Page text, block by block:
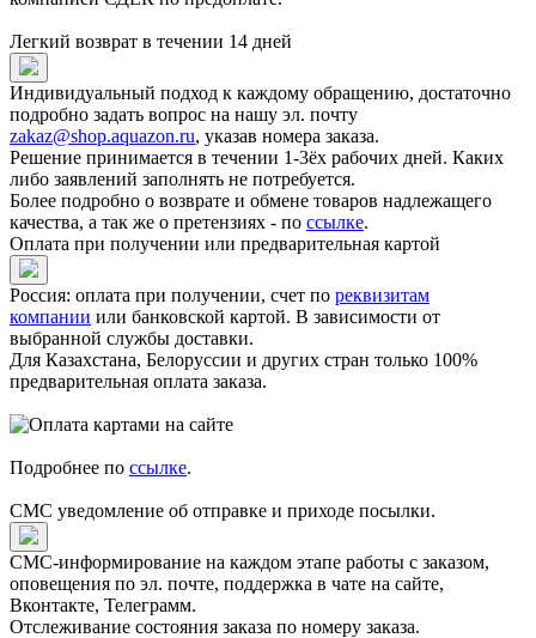
Легкий возврат в течении 14 дней
Индивидуальный подход к каждому обращению, достаточно
подробно задать вопрос на нашу эл. почту
zakaz@shop.aquazon.ru, указав номера заказа.
Решение принимается в течении 1-3ёх рабочих дней. Каких
либо заявлений заполнять не потребуется.
Более подробно о возврате и обмене товаров надлежащего
качества, а так же о претензиях - по ссылке.
Оплата при получении или предварительная картой
Россия: оплата при получении, счет по реквизитам
компании или банковской картой. В зависимости от
выбранной службы доставки.
Для Казахстана, Белоруссии и других стран только 100%
предварительная оплата заказа.
Подробнее по ссылке.
СМС уведомление об отправке и приходе посылки.
СМС-информирование на каждом этапе работы с заказом,
оповещения по эл. почте, поддержка в чате на сайте,
Вконтакте, Телеграмм.
Отслеживание состояния заказа по номеру заказа.